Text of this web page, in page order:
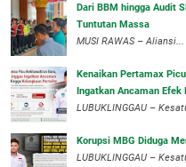
Dari BBM hingga Audit
Tuntutan Massa
MUSI RAWAS – Aliansi...
‎Kenaikan Pertamax
Ingatkan Ancaman Efek
‎LUBUKLINGGAU –
Korupsi MBG Diduga
‎LUBUKLINGGAU –